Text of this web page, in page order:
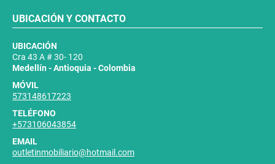
UBICACIÓN Y CONTACTO
UBICACIÓN
Cra 43 A # 30- 120
Medellín - Antioquia - Colombia
MÓVIL
573148617223
TELÉFONO
+573106043854
EMAIL
outletinmobiliario@hotmail.com